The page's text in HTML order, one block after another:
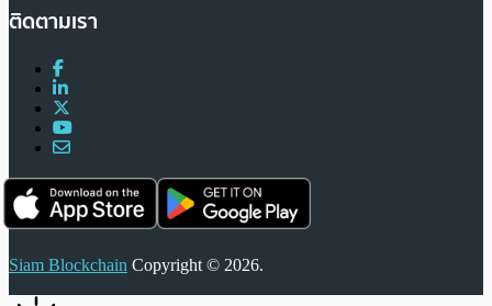
ติดตามเรา
Siam Blockchain Copyright © 2026.